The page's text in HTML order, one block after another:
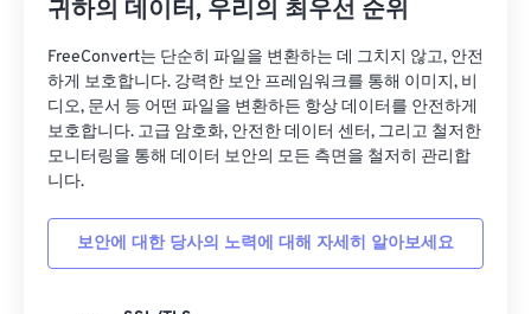
귀하의 데이터, 우리의 최우선 순위
FreeConvert는 단순히 파일을 변환하는 데 그치지 않고, 안전
하게 보호합니다. 강력한 보안 프레임워크를 통해 이미지, 비
디오, 문서 등 어떤 파일을 변환하든 항상 데이터를 안전하게
보호합니다. 고급 암호화, 안전한 데이터 센터, 그리고 철저한
모니터링을 통해 데이터 보안의 모든 측면을 철저히 관리합
니다.
보안에 대한 당사의 노력에 대해 자세히 알아보세요